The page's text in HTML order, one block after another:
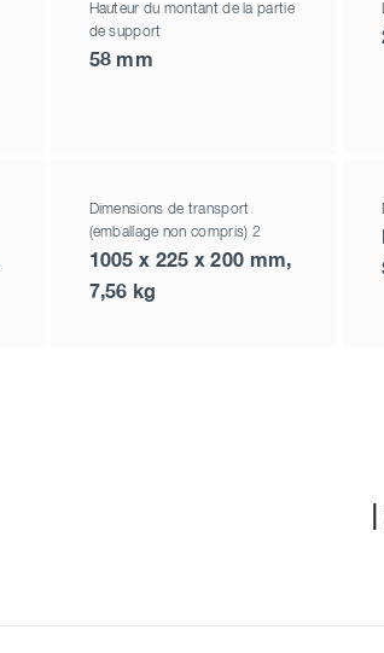
Hauteur du montant de la partie
de support
58 mm
Dimensions de transport
(emballage non compris) 2
1005 x 225 x 200 mm,
7,56 kg